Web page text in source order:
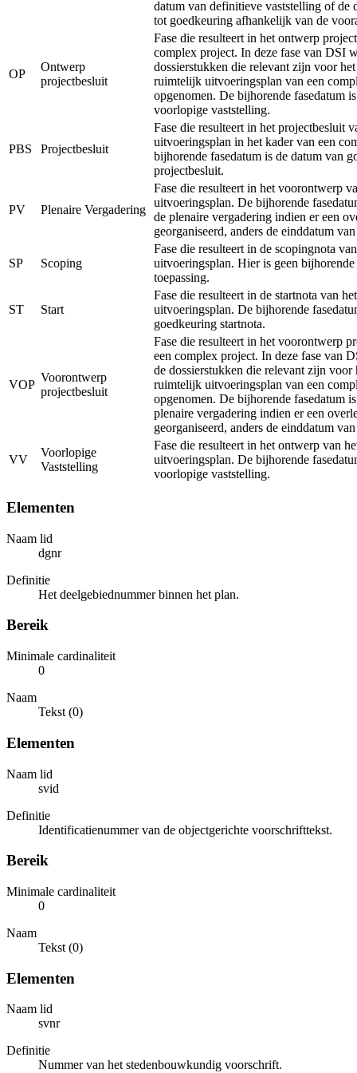
datum van definitieve vaststelling of de
tot goedkeuring afhankelijk van de
OP
Ontwerp
projectbesluit
Fase die resulteert in het ontwerp
complex project. In deze fase van DSI
dossierstukken die relevant zijn voor
ruimtelijk uitvoeringsplan van een
opgenomen. De bijhorende fasedatum
voorlopige vaststelling.
PBS Projectbesluit
Fase die resulteert in het projectbesluit
uitvoeringsplan in het kader van een
bijhorende fasedatum is de datum van
projectbesluit.
PV Plenaire Vergadering
Fase die resulteert in het voorontwerp
uitvoeringsplan. De bijhorende
de plenaire vergadering indien er een
georganiseerd, anders de einddatum
SP Scoping
Fase die resulteert in de scopingnota
uitvoeringsplan. Hier is geen bijhorende
toepassing.
ST Start
Fase die resulteert in de startnota van
uitvoeringsplan. De bijhorende
goedkeuring startnota.
VOP
Voorontwerp
projectbesluit
Fase die resulteert in het voorontwerp
een complex project. In deze fase van
de dossierstukken die relevant zijn
ruimtelijk uitvoeringsplan van een
opgenomen. De bijhorende fasedatum
plenaire vergadering indien er een
georganiseerd, anders de einddatum
VV
Voorlopige
Vaststelling
Fase die resulteert in het ontwerp van
uitvoeringsplan. De bijhorende
voorlopige vaststelling.
Elementen
Naam lid
dgnr
Definitie
Het deelgebiednummer binnen het plan.
Bereik
Minimale cardinaliteit
0
Naam
Tekst (0)
Elementen
Naam lid
svid
Definitie
Identificatienummer van de objectgerichte voorschrifttekst.
Bereik
Minimale cardinaliteit
0
Naam
Tekst (0)
Elementen
Naam lid
svnr
Definitie
Nummer van het stedenbouwkundig voorschrift.